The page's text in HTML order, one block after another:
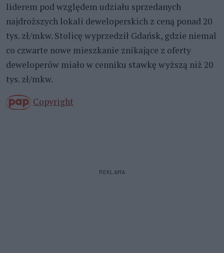
liderem pod względem udziału sprzedanych
najdroższych lokali deweloperskich z ceną ponad 20
tys. zł/mkw. Stolicę wyprzedził Gdańsk, gdzie niemal
co czwarte nowe mieszkanie znikające z oferty
deweloperów miało w cenniku stawkę wyższą niż 20
tys. zł/mkw.
Copyright
REKLAMA